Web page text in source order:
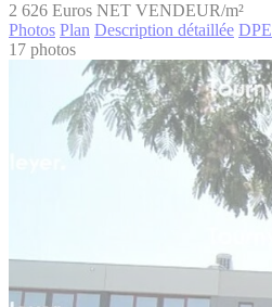
2 626 Euros NET VENDEUR/m²
Photos Plan Description détaillée DPE
17 photos